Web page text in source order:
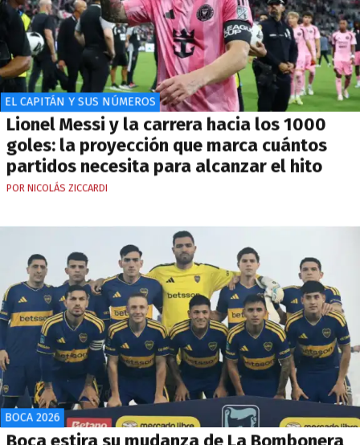
EL CAPITÁN Y SUS NÚMEROS
Lionel Messi y la carrera hacia los 1000
goles: la proyección que marca cuántos
partidos necesita para alcanzar el hito
POR NICOLÁS ZICCARDI
BOCA 2026